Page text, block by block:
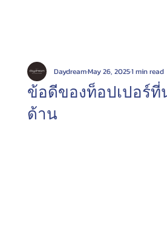
ข้อดีของท็อปเปอร์ที่
ด้าน
DaydreamMay 26, 20251 min read